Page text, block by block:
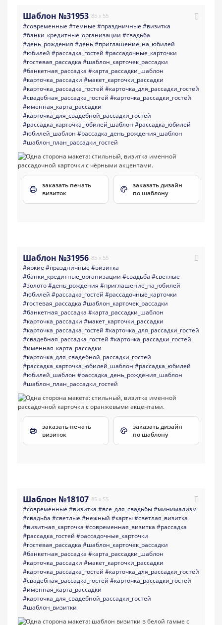
Шаблон №31953 85 x 55
#современные #темные #праздничные #визитка
#банки_кредитные_организации #свадьба
#день_рождения #день#приглашение_на_юбилей
#юбилей #рассадка_гостей #рассадочные_карточки
#гостевая_рассадка #шаблон_карточек_рассадки
#банкетная_рассадка #карта_рассадки_шаблон
#карточка_рассадки #макет_карточки_рассадки
#карточка_рассадка_гостей #карточка_для_рассадки_гостей
#свадебная_рассадка_гостей #карточка_рассадки_гостей
#именная_карта_рассадки
#карточка_для_свадебной_рассадки_гостей
#рассадка_карточка_юбилей_шаблон #рассадка_юбилей
#юбилей_шаблон #рассадка_день_рождения_шаблон
#шаблон_план_рассадки_гостей
заказать печать
визиток
заказать дизайн
по шаблону
Шаблон №31956 85 x 55
#яркие #праздничные #визитка
#банки_кредитные_организации #свадьба #светлые
#золото#день_рождения #приглашение_на_юбилей
#юбилей #рассадка_гостей #рассадочные_карточки
#гостевая_рассадка #шаблон_карточек_рассадки
#банкетная_рассадка #карта_рассадки_шаблон
#карточка_рассадки #макет_карточки_рассадки
#карточка_рассадка_гостей #карточка_для_рассадки_гостей
#свадебная_рассадка_гостей #карточка_рассадки_гостей
#именная_карта_рассадки
#карточка_для_свадебной_рассадки_гостей
#рассадка_карточка_юбилей_шаблон #рассадка_юбилей
#юбилей_шаблон #рассадка_день_рождения_шаблон
#шаблон_план_рассадки_гостей
заказать печать
визиток
заказать дизайн
по шаблону
Шаблон №18107 85 x 55
#современные #визитка #все_для_свадьбы#минимализм
#свадьба #светлые #нежный #карты#светлая_визитка
#визитная_карточка #современная_визитка #рассадка
#рассадка_гостей #рассадочные_карточки
#гостевая_рассадка #шаблон_карточек_рассадки
#банкетная_рассадка #карта_рассадки_шаблон
#карточка_рассадки #макет_карточки_рассадки
#карточка_рассадка_гостей #карточка_для_рассадки_гостей
#свадебная_рассадка_гостей #карточка_рассадки_гостей
#именная_карта_рассадки
#карточка_для_свадебной_рассадки_гостей
#шаблон_визитки